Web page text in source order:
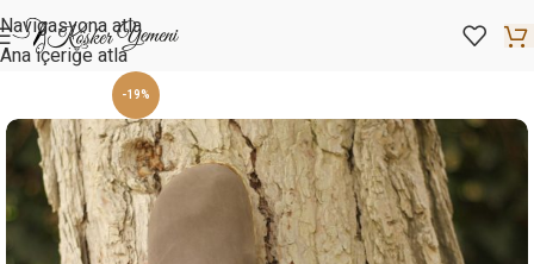
Navigasyona atla
Ana içeriğe atla
-19%